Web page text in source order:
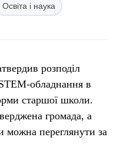
Освіта і наука
розподіл
обладнання в
старшої школи.
громада, а
можна переглянути за